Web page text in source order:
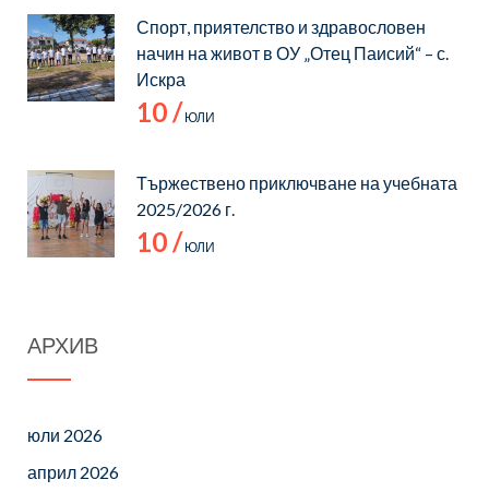
Спорт, приятелство и здравословен
начин на живот в ОУ „Отец Паисий“ – с.
Искра
10 / ЮЛИ
Тържествено приключване на учебната
2025/2026 г.
10 / ЮЛИ
АРХИВ
юли 2026
април 2026